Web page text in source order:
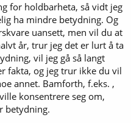
tilhører menigheten som
ferdige produktet. Så også
som har vært lenket her før:
vs. Low Aeration In A Best Bitter - Brülosophy
has been a lot of talk over
whether or not hot-side […]
for holdbarheta, så vidt jeg
ha mindre betydning. Og
uansett, men vil du at
år, trur jeg det er lurt å ta
vil jeg gå så langt
fakta, og jeg trur ikke du vil
annet. Bamforth, f.eks. ,
konsentrere seg om,
betydning.